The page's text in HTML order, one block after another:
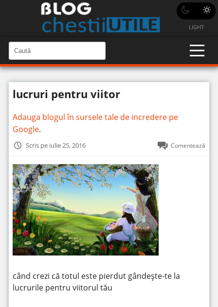
LIGHT
a
u
t
n
C
a
u
î
n
t
lucruri pentru viitor
Adauga blogul în sursele tale de incredere pe
Google.
Scris pe iulie 25, 2016 Comentează
când crezi că totul este pierdut gândește-te la
lucrurile pentru viitorul tău